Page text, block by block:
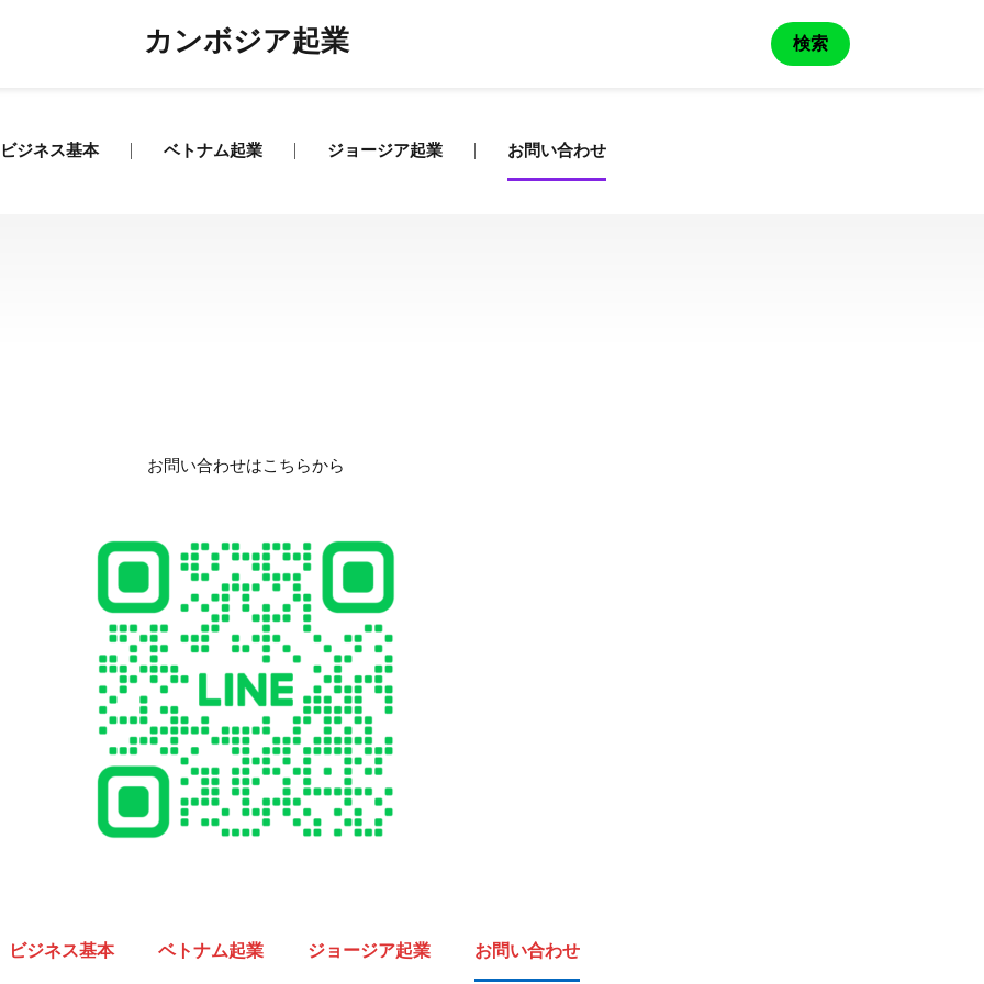
カンボジア起業 検索
ビジネス基本 ベトナム起業 ジョージア起業 お問い合わせ
お問い合わせはこちらから
ビジネス基本 ベトナム起業 ジョージア起業 お問い合わせ